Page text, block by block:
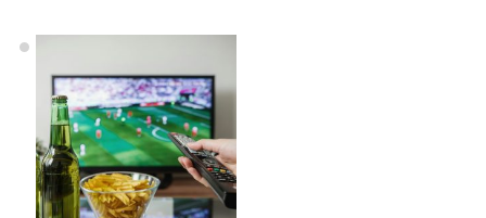
放映権獲得！【8月29日
め】